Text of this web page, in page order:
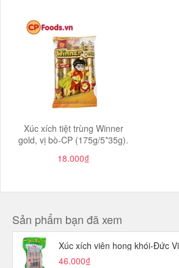
Xúc xích tiệt trùng Winner
gold, vị bò-CP (175g/5*35g).
18.000₫
Sản phẩm bạn đã xem
Xúc xích viên hong khói-Đức
46.000₫